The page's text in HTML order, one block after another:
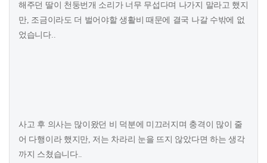
해주던 딸이 천둥번개 소리가 너무 무섭다며 나가지 말라고 했지
만, 조금이라도 더 벌어야할 생활비 때문에 결국 나갈 수밖에 없
었습니다..
사고 후 의사는 많이왔던 비 덕분에 미끄러지며 충격이 많이 줄
어 다행이라 했지만, 저는 차라리 눈을 뜨지 않았다면 하는 생각
까지 스쳤습니다..